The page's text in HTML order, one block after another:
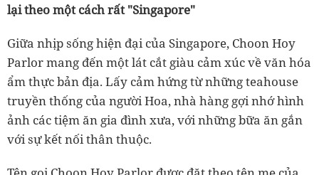
lại theo một cách rất "Singapore"
Giữa nhịp sống hiện đại của Singapore, Choon Hoy
Parlor mang đến một lát cắt giàu cảm xúc về văn hóa
ẩm thực bản địa. Lấy cảm hứng từ những teahouse
truyền thống của người Hoa, nhà hàng gợi nhớ hình
ảnh các tiệm ăn gia đình xưa, với những bữa ăn gắn
với sự kết nối thân thuộc.